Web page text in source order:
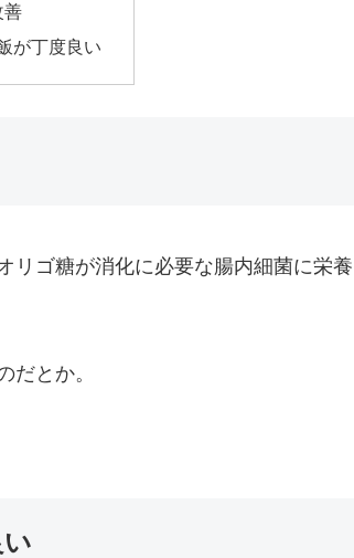
善
が丁度良い
リゴ糖が消化に必要な腸内細菌に栄養
だとか。